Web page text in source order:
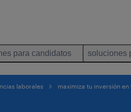
para candidatos soluciones
laborales maximiza tu inversión